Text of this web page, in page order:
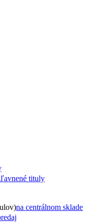
tituly
na centrálnom sklade